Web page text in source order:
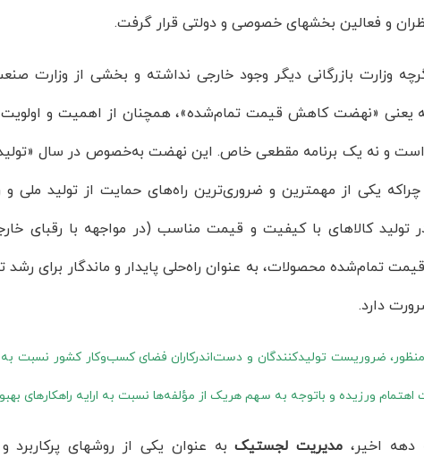
و فعالین بخشهای خصوصی و دولتی قرار گرفت.
وزارت بازرگانی دیگر وجود خارجی نداشته و بخشی از وزارت
یعنی «نهضت کاهش قیمت تمام‌شده»، همچنان از اهمیت و اولویت
و نه یک برنامه مقطعی خاص. این نهضت به‌خصوص در سال «تولید
چراکه یکی از مهمترین و ضروری‌ترین راه‌های حمایت از تولید ملی
تولید کالاهای با کیفیت و قیمت مناسب (در مواجهه با رقبای
تمام‌شده محصولات، به عنوان راه‌حلی پایدار و ماندگار برای
دارد.
منظور، ضروریست تولیدکنندگان و دست‌اندرکاران فضای کسب‌وکار کشور
ورزیده و باتوجه به سهم هریک از مؤلفه‌ها نسبت به ارایه راهکارهای
اخیر، مدیریت لجستیکبه عنوان یکی از روشهای